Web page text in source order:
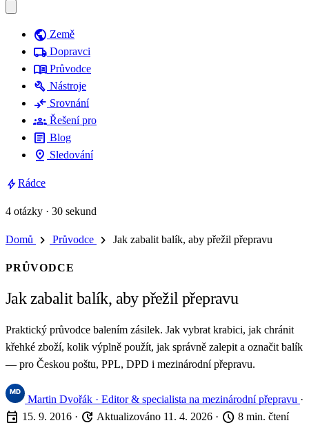
public Země
local_shipping Dopravci
menu_book Průvodce
build Nástroje
compare_arrows Srovnání
groups Řešení pro
article Blog
pin_drop Sledování
boltRádce
4 otázky · 30 sekund
Domů chevron_right Průvodce chevron_right Jak zabalit balík, aby přežil přepravu
PRŮVODCE
Jak zabalit balík, aby přežil přepravu
Praktický průvodce balením zásilek. Jak vybrat krabici, jak chránit
křehké zboží, kolik výplně použít, jak správně zalepit a označit balík
— pro Českou poštu, PPL, DPD i mezinárodní přepravu.
Martin Dvořák · Editor & specialista na mezinárodní přepravu ·
event 15. 9. 2016 · update Aktualizováno 11. 4. 2026 · schedule 8 min. čtení